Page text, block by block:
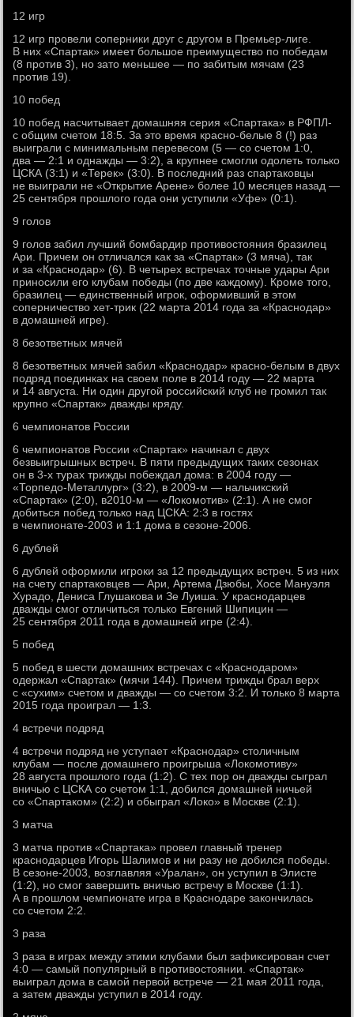
12 игр
12 игр провели соперники друг с другом в Премьер-лиге.
В них «Спартак» имеет большое преимущество по победам
(8 против 3), но зато меньшее — по забитым мячам (23
против 19).
10 побед
10 побед насчитывает домашняя серия «Спартака» в РФПЛ-
с общим счетом 18:5. За это время красно-белые 8 (!) раз
выиграли с минимальным перевесом (5 — со счетом 1:0,
два — 2:1 и однажды — 3:2), а крупнее смогли одолеть только
ЦСКА (3:1) и «Терек» (3:0). В последний раз спартаковцы
не выиграли не «Открытие Арене» более 10 месяцев назад —
25 сентября прошлого года они уступили «Уфе» (0:1).
9 голов
9 голов забил лучший бомбардир противостояния бразилец
Ари. Причем он отличался как за «Спартак» (3 мяча), так
и за «Краснодар» (6). В четырех встречах точные удары Ари
приносили его клубам победы (по две каждому). Кроме того,
бразилец — единственный игрок, оформивший в этом
соперничество хет-трик (22 марта 2014 года за «Краснодар»
в домашней игре).
8 безответных мячей
8 безответных мячей забил «Краснодар» красно-белым в двух
подряд поединках на своем поле в 2014 году — 22 марта
и 14 августа. Ни один другой российский клуб не громил так
крупно «Спартак» дважды кряду.
6 чемпионатов России
6 чемпионатов России «Спартак» начинал с двух
безвыигрышных встреч. В пяти предыдущих таких сезонах
он в 3-х турах трижды побеждал дома: в 2004 году —
«Торпедо-Металлург» (3:2), в 2009-м — нальчикский
«Спартак» (2:0), в2010-м — «Локомотив» (2:1). А не смог
добиться побед только над ЦСКА: 2:3 в гостях
в чемпионате-2003 и 1:1 дома в сезоне-2006.
6 дублей
6 дублей оформили игроки за 12 предыдущих встреч. 5 из них
на счету спартаковцев — Ари, Артема Дзюбы, Хосе Мануэля
Хурадо, Дениса Глушакова и Зе Луиша. У краснодарцев
дважды смог отличиться только Евгений Шипицин —
25 сентября 2011 года в домашней игре (2:4).
5 побед
5 побед в шести домашних встречах с «Краснодаром»
одержал «Спартак» (мячи 144). Причем трижды брал верх
с «сухим» счетом и дважды — со счетом 3:2. И только 8 марта
2015 года проиграл — 1:3.
4 встречи подряд
4 встречи подряд не уступает «Краснодар» столичным
клубам — после домашнего проигрыша «Локомотиву»
28 августа прошлого года (1:2). С тех пор он дважды сыграл
вничью с ЦСКА со счетом 1:1, добился домашней ничьей
со «Спартаком» (2:2) и обыграл «Локо» в Москве (2:1).
3 матча
3 матча против «Спартака» провел главный тренер
краснодарцев Игорь Шалимов и ни разу не добился победы.
В сезоне-2003, возглавляя «Уралан», он уступил в Элисте
(1:2), но смог завершить вничью встречу в Москве (1:1).
А в прошлом чемпионате игра в Краснодаре закончилась
со счетом 2:2.
3 раза
3 раза в играх между этими клубами был зафиксирован счет
4:0 — самый популярный в противостоянии. «Спартак»
выиграл дома в самой первой встрече — 21 мая 2011 года,
а затем дважды уступил в 2014 году.